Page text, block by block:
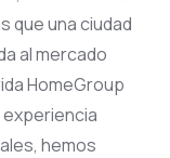
que una ciudad
al mercado
HomeGroup
experiencia
hemos